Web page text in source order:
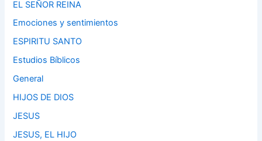
EL SEÑOR REINA
Emociones y sentimientos
ESPIRITU SANTO
Estudios Bíblicos
General
HIJOS DE DIOS
JESUS
JESUS, EL HIJO